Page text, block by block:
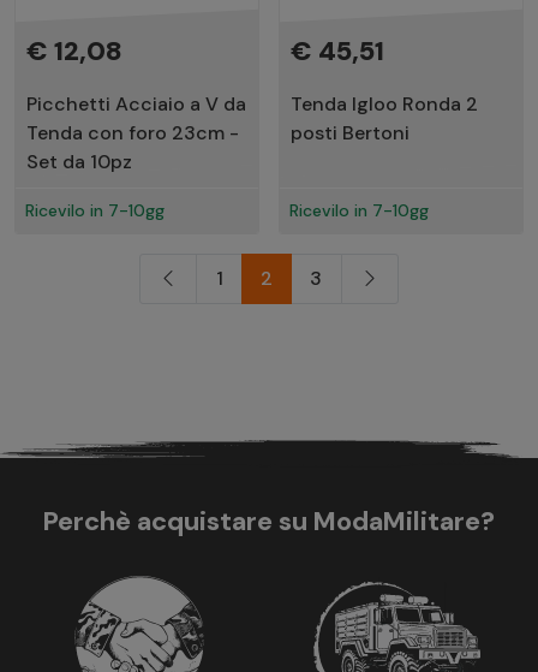
€ 12,08
Picchetti Acciaio a V da
Tenda con foro 23cm -
Set da 10pz
Ricevilo in 7-10gg
€ 45,51
Tenda Igloo Ronda 2
posti Bertoni
Ricevilo in 7-10gg
1 2 3
Perchè acquistare su ModaMilitare?